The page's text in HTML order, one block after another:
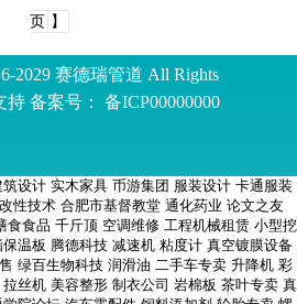
页 】
2029 赛德瑞管道 All Rights
持 备案号： 备ICP00000000
筑设计 实木家具 币游集团 服装设计 卡通服装
性技术 合肥市基督教堂 通化药业 论文之友
食食品 千斤顶 空调维修 工程机械租赁 小型挖
温板 腾德科技 减速机 粘度计 真空镀膜设备
绿百生物科技 润滑油 二手车专卖 升降机 彩
拉丝机 美容整形 制衣公司 岩棉板 茶叶专卖 真